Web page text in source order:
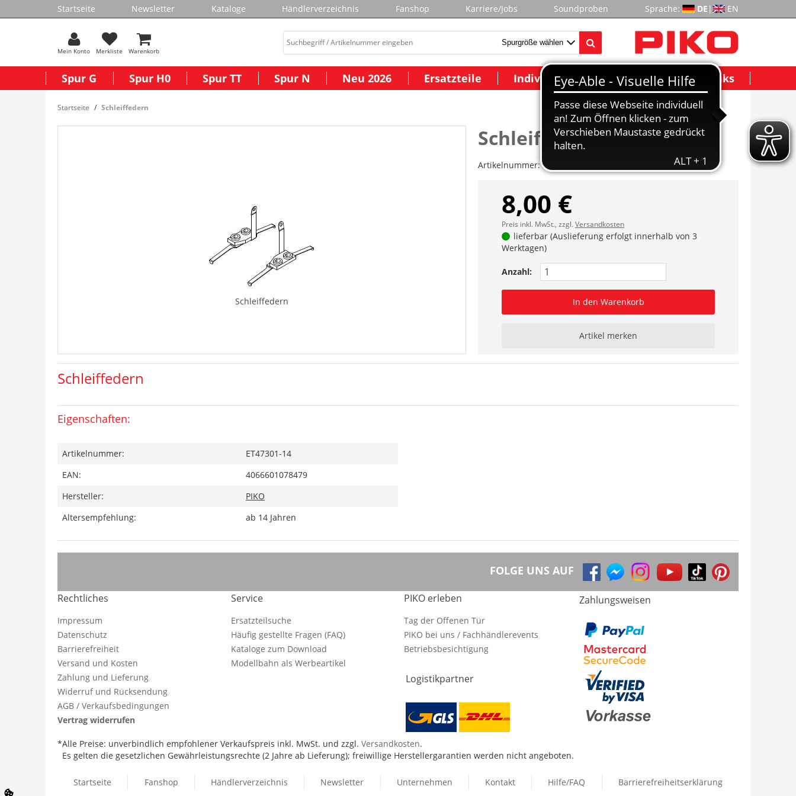
Startseite Newsletter Kataloge Händlerverzeichnis Fanshop Karriere/Jobs Soundproben Sprache: DE | EN
Mein Konto Merkliste Warenkorb
Spur G Spur H0 Spur TT Spur N Neu 2026 Ersatzteile Individuelle Modelle Wichtige Links
Startseite Schleiffedern
Schleiffedern
Schleiffedern
Artikelnummer:ET47301-14
8,00 €
Preis inkl. MwSt., zzgl.Versandkosten
lieferbar (Auslieferung erfolgt innerhalb von 3
Werktagen)
Anzahl:
In den Warenkorb
Artikel merken
Schleiffedern
Eigenschaften:
Artikelnummer:
ET47301-14
EAN:
4066601078479
Hersteller:
PIKO
Altersempfehlung:
ab 14 Jahren
FOLGE UNS AUF
Rechtliches
Impressum
Datenschutz
Barrierefreiheit
Versand und Kosten
Zahlung und Lieferung
Widerruf und Rücksendung
AGB / Verkaufsbedingungen
Vertrag widerrufen
Service
Ersatzteilsuche
Häufig gestellte Fragen (FAQ)
Kataloge zum Download
Modellbahn als Werbeartikel
PIKO erleben
Tag der Offenen Tür
PIKO bei uns / Fachhändlerevents
Betriebsbesichtigung
Logistikpartner
Zahlungsweisen
*Alle Preise: unverbindlich empfohlener Verkaufspreis inkl. MwSt. und zzgl. Versandkosten.
Es gelten die gesetzlichen Gewährleistungsrechte (2 Jahre ab Lieferung); freiwillige Herstellergarantien werden nicht angeboten.
Startseite Fanshop Händlerverzeichnis Newsletter Unternehmen Kontakt Hilfe/FAQ Barrierefreiheitserklärung